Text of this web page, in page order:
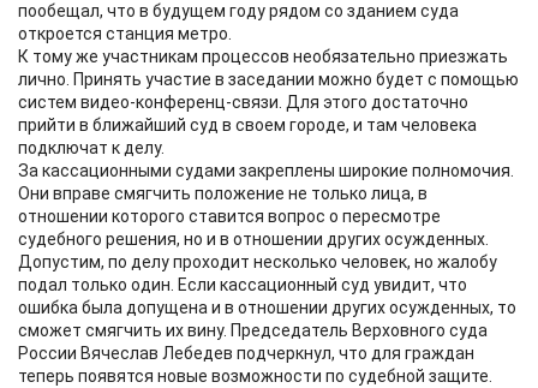
пообещал, что в будущем году рядом со зданием суда
откроется станция метро.
К тому же участникам процессов необязательно приезжать
лично. Принять участие в заседании можно будет с помощью
систем видео-конференц-связи. Для этого достаточно
прийти в ближайший суд в своем городе, и там человека
подключат к делу.
За кассационными судами закреплены широкие полномочия.
Они вправе смягчить положение не только лица, в
отношении которого ставится вопрос о пересмотре
судебного решения, но и в отношении других осужденных.
Допустим, по делу проходит несколько человек, но жалобу
подал только один. Если кассационный суд увидит, что
ошибка была допущена и в отношении других осужденных, то
сможет смягчить их вину. Председатель Верховного суда
России Вячеслав Лебедев подчеркнул, что для граждан
теперь появятся новые возможности по судебной защите.